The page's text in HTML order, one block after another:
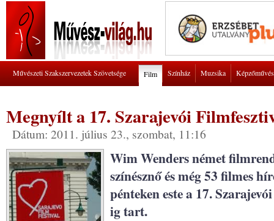
Művészeti Szakszervezetek Szövetsége Film Színház Muzsika
Megnyílt a 17. Szarajevói
Dátum: 2011. július 23., szombat, 11:16
Wim Wenders német
színésznő és még 53 filmes
pénteken este a 17.
ig tart.